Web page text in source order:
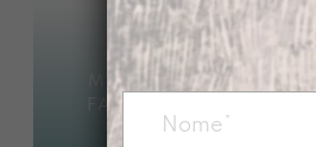
MANICONA
FARFALENA
95,00